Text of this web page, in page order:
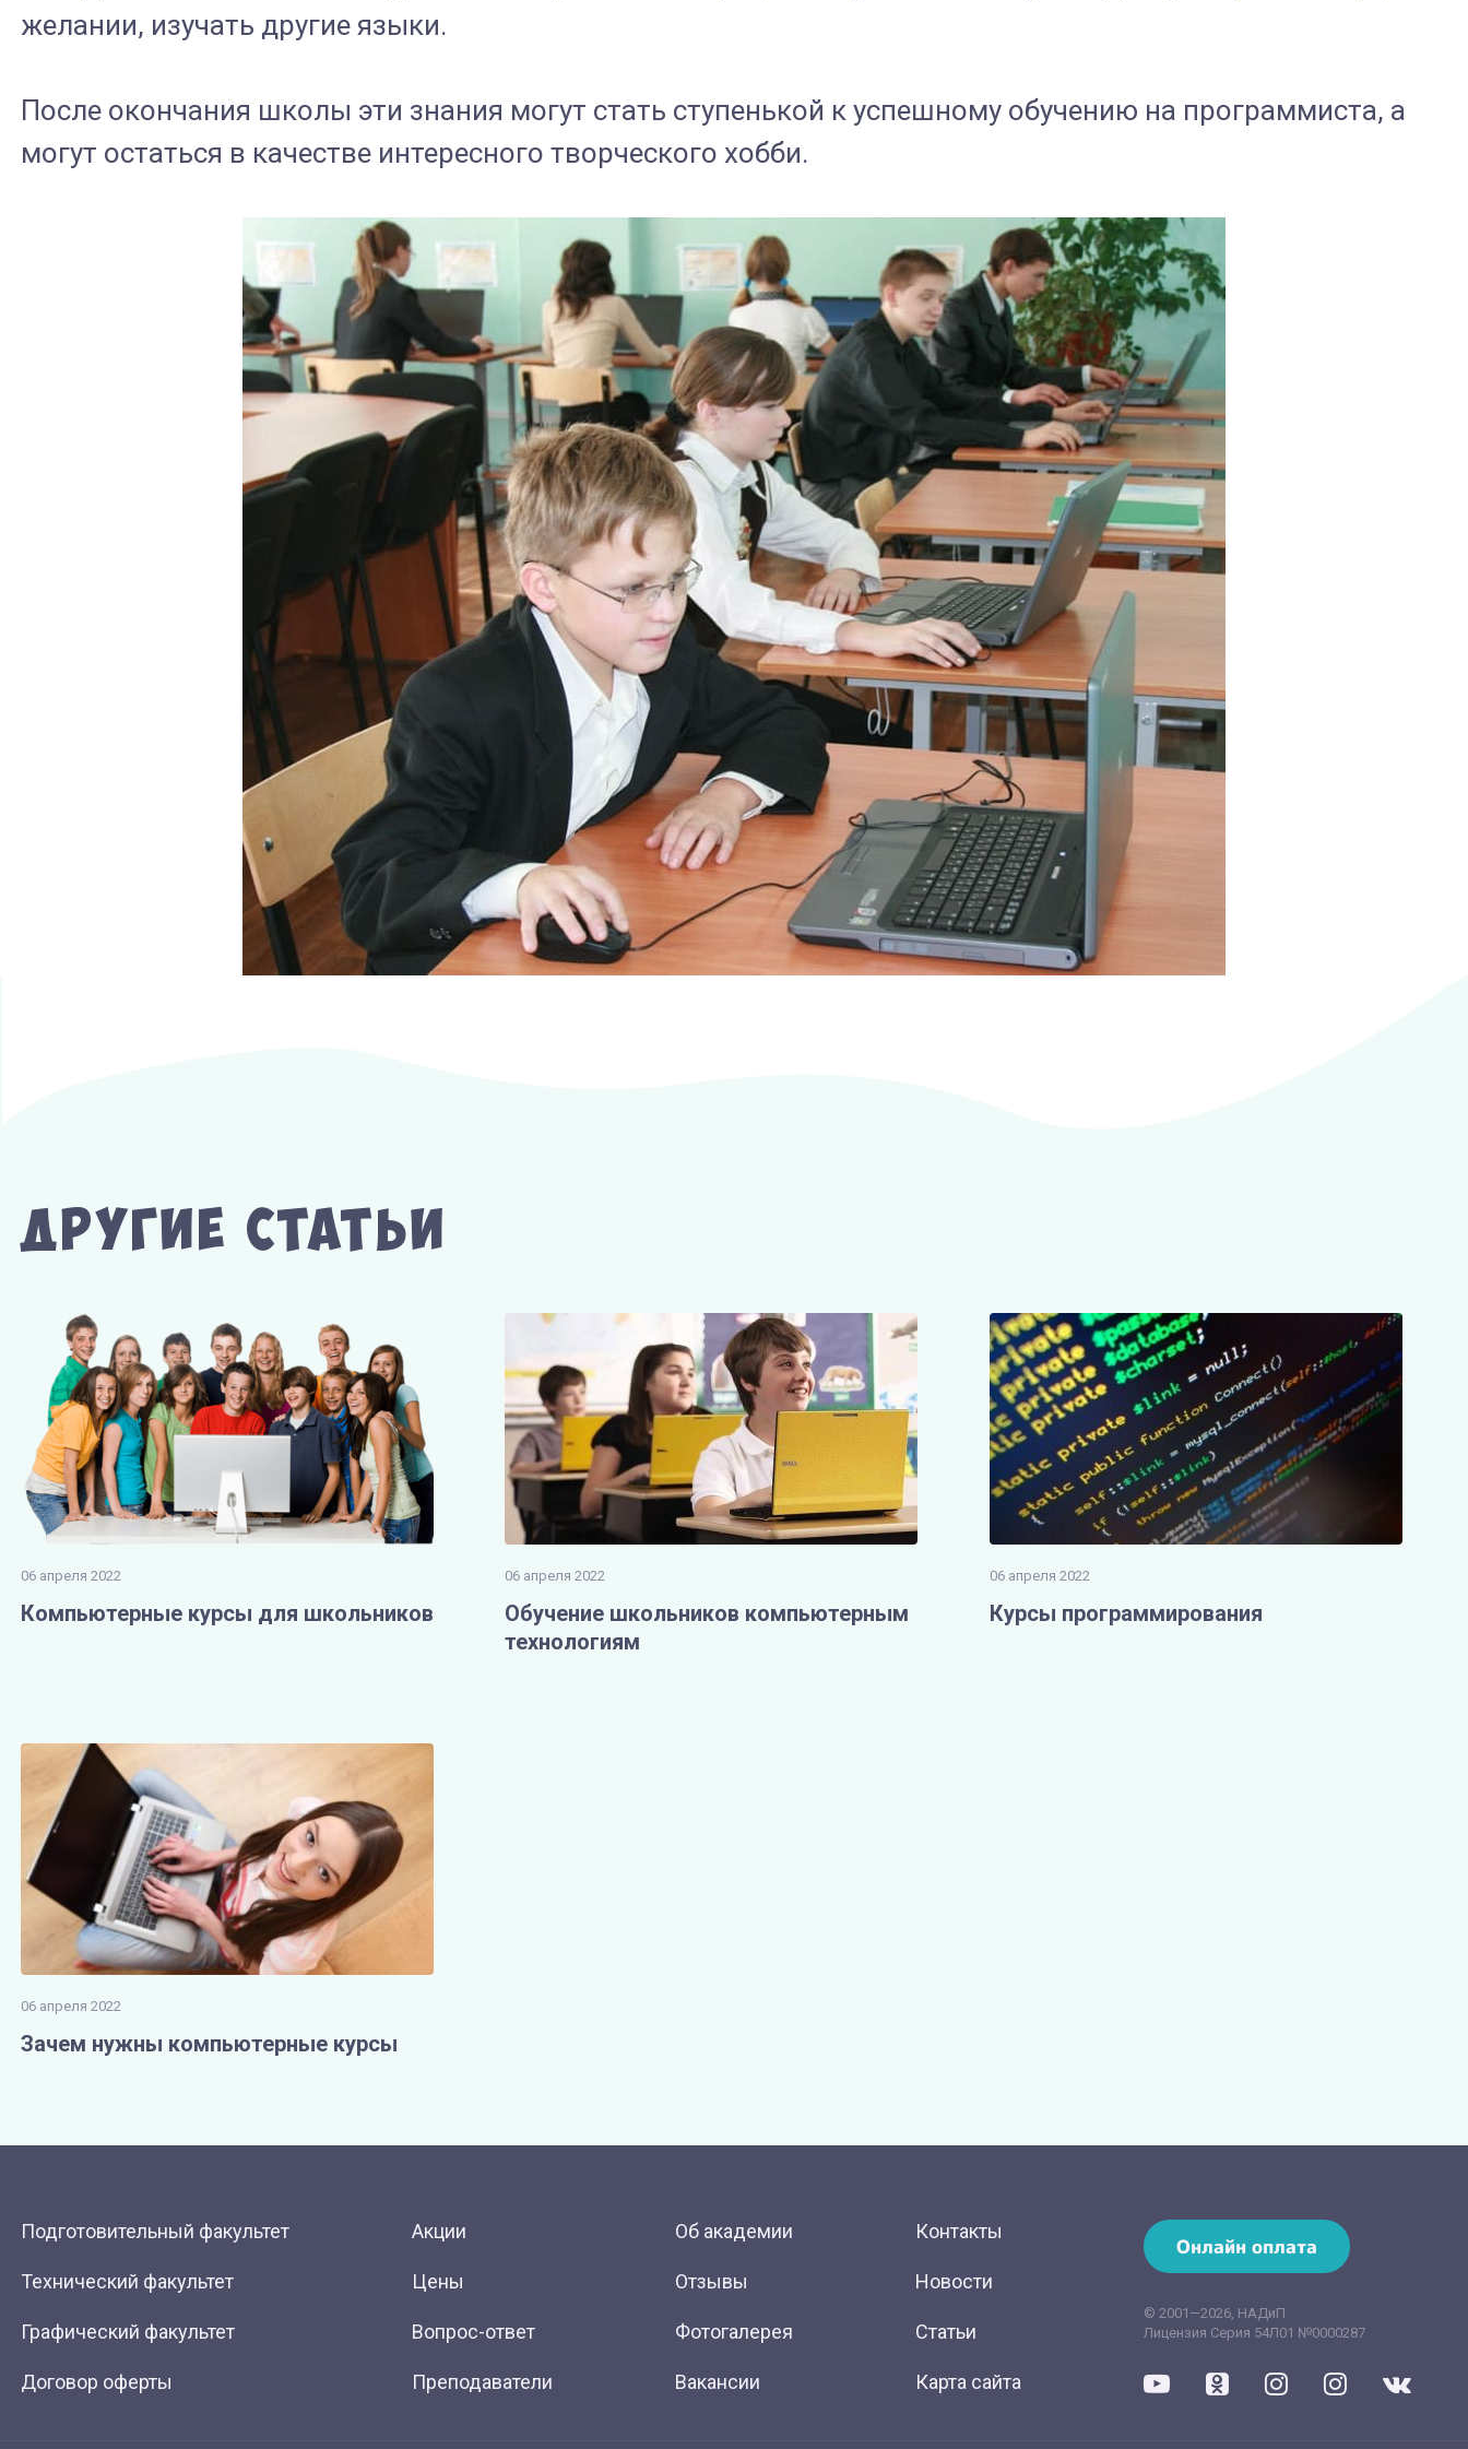
желании, изучать другие языки.
После окончания школы эти знания могут стать ступенькой к успешному обучению на программиста, а
могут остаться в качестве интересного творческого хобби.
Другие Статьи
06 апреля 2022
Компьютерные курсы для школьников
06 апреля 2022
Обучение школьников компьютерным
технологиям
06 апреля 2022
Курсы программирования
06 апреля 2022
Зачем нужны компьютерные курсы
Подготовительный факультет
Технический факультет
Графический факультет
Договор оферты
Акции
Цены
Вопрос-ответ
Преподаватели
Об академии
Отзывы
Фотогалерея
Вакансии
Контакты
Новости
Статьи
Карта сайта
Онлайн оплата
© 2001—2026, НАДиП
Лицензия Серия 54Л01 №0000287